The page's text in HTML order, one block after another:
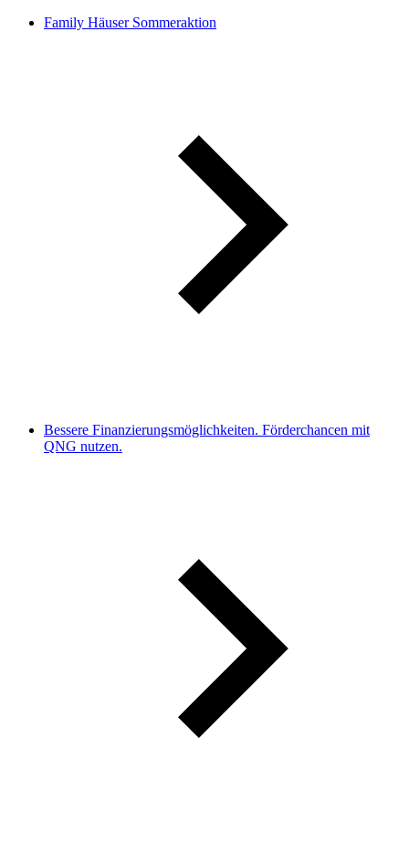
Family Häuser Sommeraktion
Bessere Finanzierungsmöglichkeiten. Förderchancen mit
QNG nutzen.